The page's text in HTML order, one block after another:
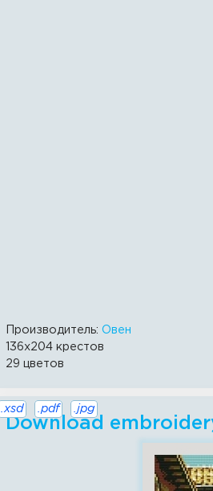
Производитель: Овен
136x204 крестов
29 цветов
Download
.xsd .pdf .jpg